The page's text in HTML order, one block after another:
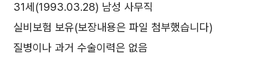
31세(1993.03.28) 남성 사무직
실비보험 보유(보장내용은 파일 첨부했습니다)
질병이나 과거 수술이력은 없음